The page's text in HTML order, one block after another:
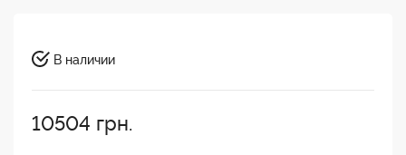
В наличии
10504 грн.